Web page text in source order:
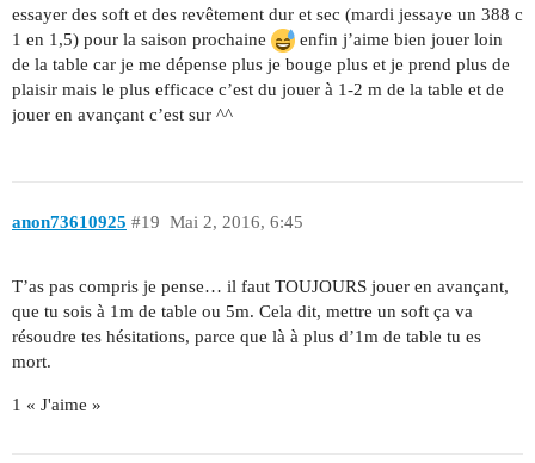
essayer des soft et des revêtement dur et sec (mardi jessaye un 388 c
1 en 1,5) pour la saison prochaine
enfin j’aime bien jouer loin
de la table car je me dépense plus je bouge plus et je prend plus de
plaisir mais le plus efficace c’est du jouer à 1-2 m de la table et de
jouer en avançant c’est sur ^^
anon73610925 Mai 2, 2016, 6:45
#19
T’as pas compris je pense… il faut TOUJOURS jouer en avançant,
que tu sois à 1m de table ou 5m. Cela dit, mettre un soft ça va
résoudre tes hésitations, parce que là à plus d’1m de table tu es
mort.
1 « J'aime »